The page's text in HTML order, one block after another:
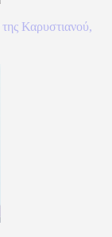
Καρυστιανού,